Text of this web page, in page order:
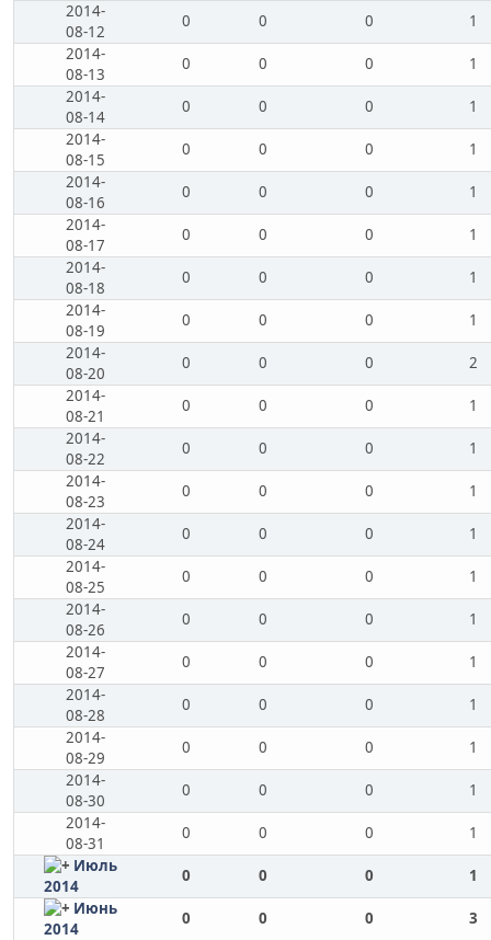
2014-
08-12
0 0 0
1
2014-
08-13
0 0 0
1
2014-
08-14
0 0 0
1
2014-
08-15
0 0 0
1
2014-
08-16
0 0 0
1
2014-
08-17
0 0 0
1
2014-
08-18
0 0 0
1
2014-
08-19
0 0 0
1
2014-
08-20
0 0 0
2
2014-
08-21
0 0 0
1
2014-
08-22
0 0 0
1
2014-
08-23
0 0 0
1
2014-
08-24
0 0 0
1
2014-
08-25
0 0 0
1
2014-
08-26
0 0 0
1
2014-
08-27
0 0 0
1
2014-
08-28
0 0 0
1
2014-
08-29
0 0 0
1
2014-
08-30
0 0 0
1
2014-
08-31
0 0 0
1
Июль
2014
0 0 0
1
Июнь
2014
0 0 0
3